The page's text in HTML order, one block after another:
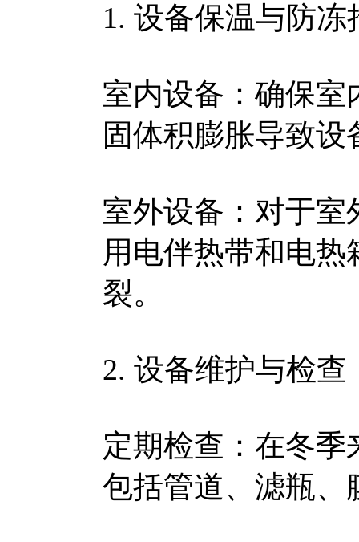
1. 设备保温与防冻
室内设备：确保室
固体积膨胀导致设
室外设备：对于室
用电伴热带和电
裂。
2. 设备维护与检查
定期检查：在冬
包括管道、滤瓶、